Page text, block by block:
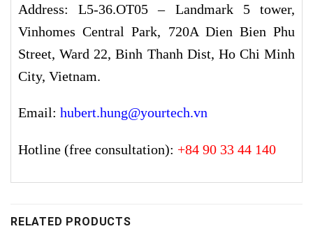
Address: L5-36.OT05 – Landmark 5 tower,
Vinhomes Central Park, 720A Dien Bien Phu
Street, Ward 22, Binh Thanh Dist, Ho Chi Minh
City, Vietnam.
Email: hubert.hung@yourtech.vn
Hotline (free consultation): +84 90 33 44 140
RELATED PRODUCTS